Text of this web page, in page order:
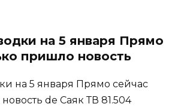
на 5 января Прямо
пришло новость
на 5 января Прямо сейчас
de Саяк ТВ 81.504